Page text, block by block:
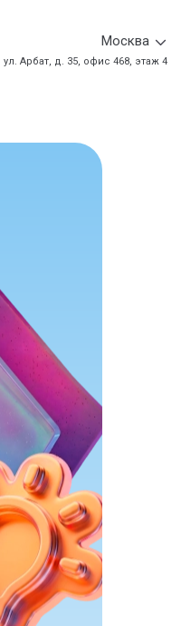
Москва
ул. Арбат, д. 35, офис 468, этаж 4